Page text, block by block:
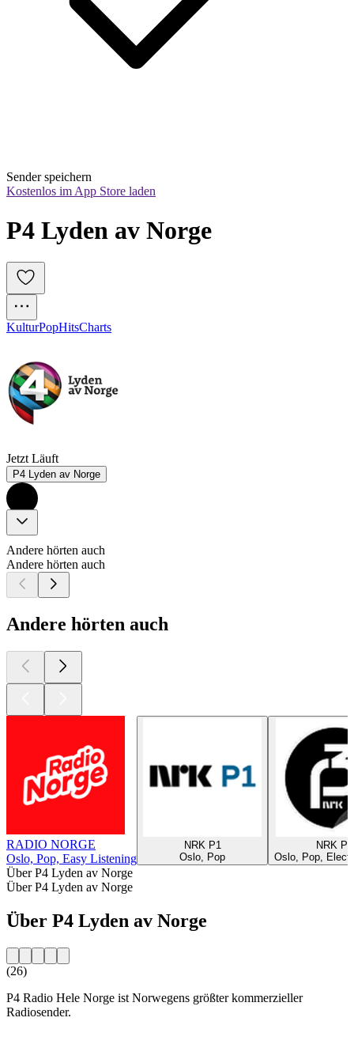
Sender speichern
Kostenlos im App Store laden
P4 Lyden av Norge
KulturPopHitsCharts
Jetzt Läuft
P4 Lyden av Norge
Andere hörten auch
Andere hörten auch
Andere hörten auch
RADIO NORGE
Oslo, Pop, Easy Listening
NRK P1
Oslo, Pop
NRK P3
Oslo, Pop,
Über P4 Lyden av Norge
Über P4 Lyden av Norge
Über P4 Lyden av Norge
(26)
P4 Radio Hele Norge ist Norwegens größter kommerzieller
Radiosender.